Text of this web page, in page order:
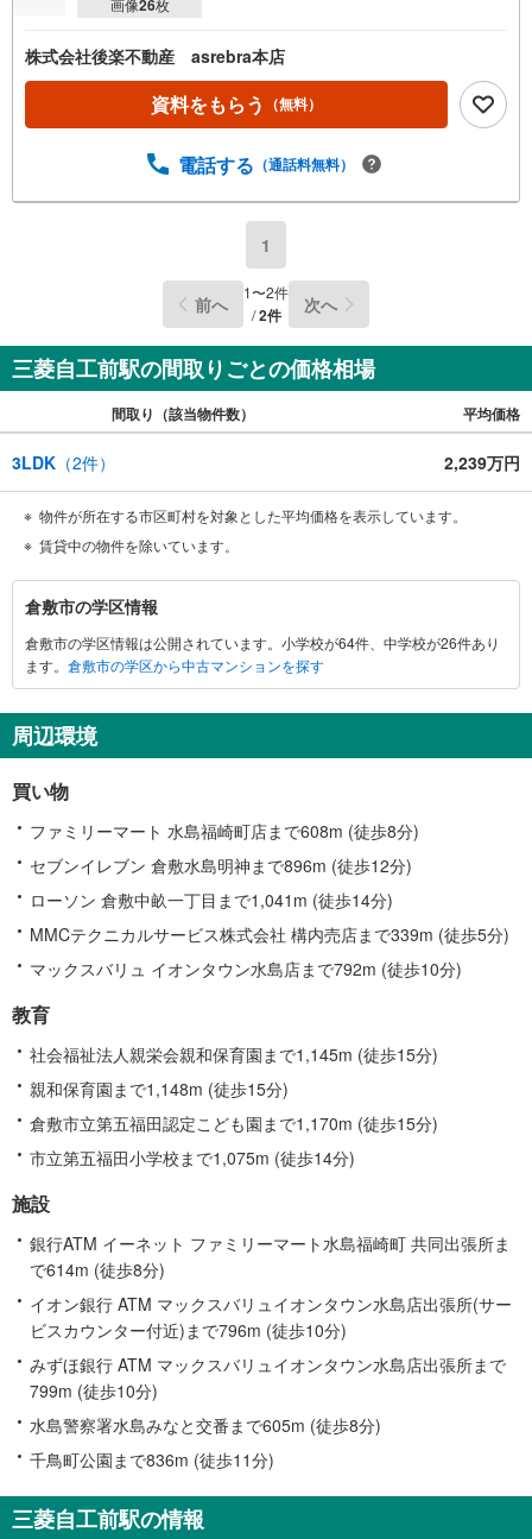
26
株式会社後楽不動産 asrebra本店
資料をもらう （無料）
電話する （通話料無料）
1
前へ 1〜2件
/2件 次へ
三菱自工前駅の間取りごとの価格相場
間取り（該当物件数） 平均価格
3LDK （2件） 2,239万円
物件が所在する市区町村を対象とした平均価格を表示しています。
賃貸中の物件を除いています。
倉
敷
市
に
す
る
報
倉敷市の学区情報
倉敷市の学区情報は公開されています。小学校が64件、中学校が26件あり
ます。 倉敷市の学区から中古マンションを探す
周辺環境
買い物
ファミリーマート 水島福崎町店まで608m (徒歩8分)
セブンイレブン 倉敷水島明神まで896m (徒歩12分)
ローソン 倉敷中畝一丁目まで1,041m (徒歩14分)
MMCテクニカルサービス株式会社 構内売店まで339m (徒歩5分)
マックスバリュ イオンタウン水島店まで792m (徒歩10分)
教育
社会福祉法人親栄会親和保育園まで1,145m (徒歩15分)
親和保育園まで1,148m (徒歩15分)
倉敷市立第五福田認定こども園まで1,170m (徒歩15分)
市立第五福田小学校まで1,075m (徒歩14分)
施設
銀行ATM イーネット ファミリーマート水島福崎町 共同出張所ま
で614m (徒歩8分)
イオン銀行 ATM マックスバリュイオンタウン水島店出張所(サー
ビスカウンター付近)まで796m (徒歩10分)
みずほ銀行 ATM マックスバリュイオンタウン水島店出張所まで
799m (徒歩10分)
水島警察署水島みなと交番まで605m (徒歩8分)
千鳥町公園まで836m (徒歩11分)
三菱自工前駅の情報